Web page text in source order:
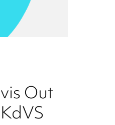
Out